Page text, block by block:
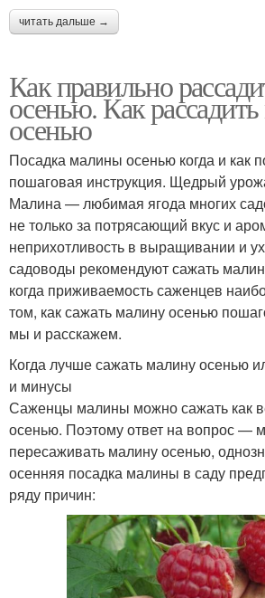
читать дальше →
Как правильно
осенью. Как
осенью
Посадка малины осенью когда и как
пошаговая инструкция. Щедрый
Малина — любимая ягода многих
не только за потрясающий вкус и
неприхотливость в выращивании и
садоводы рекомендуют сажать
когда приживаемость саженцев
том, как сажать малину осенью
мы и расскажем.
Когда лучше сажать малину осенью
и минусы
Саженцы малины можно сажать как
осенью. Поэтому ответ на вопрос —
пересаживать малину осенью,
осенняя посадка малины в саду
ряду причин: